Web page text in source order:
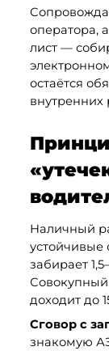
оператора,
лист —
остаётся
внутренних
Наличный
забирает
Совокупный
доходит до
Сговор с
знакомую